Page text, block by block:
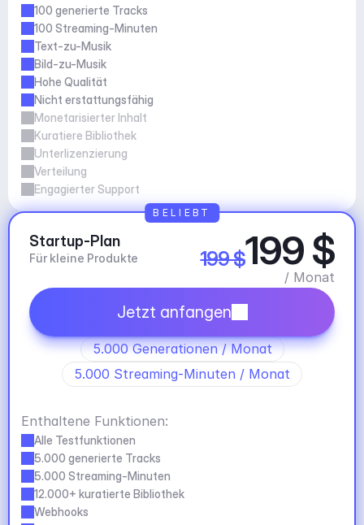
100 generierte Tracks
100 Streaming-Minuten
Text-zu-Musik
Bild-zu-Musik
Hohe Qualität
Nicht erstattungsfähig
Monetarisierter Inhalt
Kuratiere Bibliothek
Unterlizenzierung
Verteilung
Engagierter Support
Startup-Plan
Für kleine Produkte 199 $199 $
/ Monat
Jetzt anfangen
5.000 Generationen / Monat
5.000 Streaming-Minuten / Monat
Enthaltene Funktionen:
Alle Testfunktionen
5.000 generierte Tracks
5.000 Streaming-Minuten
12.000+ kuratierte Bibliothek
Webhooks
BELIEBT